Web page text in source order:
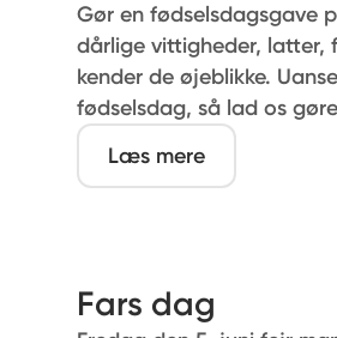
Gør en fødselsdagsgave
dårlige vittigheder,
kender de øjeblikke.
fødselsdag, så lad os
Læs mere
Fars dag